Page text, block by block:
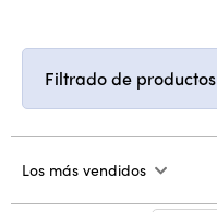
Filtrado de productos
Los más vendidos